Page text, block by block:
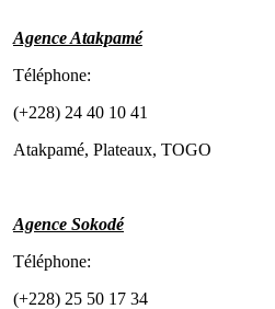
Agence Atakpamé
Téléphone:
(+228) 24 40 10 41
Atakpamé, Plateaux, TOGO
Agence Sokodé
Téléphone:
(+228) 25 50 17 34